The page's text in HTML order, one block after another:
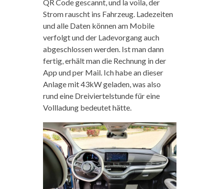
QR Code gescannt, und la voila, der
Strom rauscht ins Fahrzeug. Ladezeiten
und alle Daten können am Mobile
verfolgt und der Ladevorgang auch
abgeschlossen werden. Ist man dann
fertig, erhält man die Rechnung in der
App und per Mail. Ich habe an dieser
Anlage mit 43kW geladen, was also
rund eine Dreiviertelstunde für eine
Vollladung bedeutet hätte.